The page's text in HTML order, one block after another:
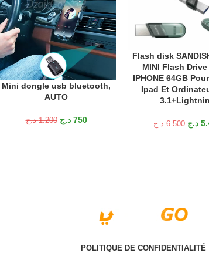
AJOUTER AU PANIER
Mini dongle usb bluetooth,
AUTO
1.200 د.ج 750 د.ج
AJOUTER AU PANIER
Flash disk
MINI Flash Drive
IPHONE 64GB
Ipad Et
6.500 د.ج د.ج
POLITIQUE DE CONFIDENTIALITÉ